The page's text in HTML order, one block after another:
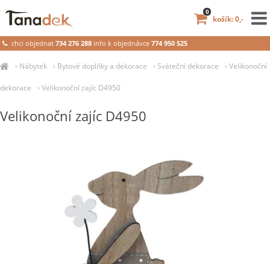
› Nábytek › Bytové doplňky a dekorace › Sváteční dekorace › Velikonoční
dekorace › Velikonoční zajíc D4950
Velikonoční zajíc D4950
chci objednat734 276 288 info k objednávce 774 950 525
košík: 0,-
0